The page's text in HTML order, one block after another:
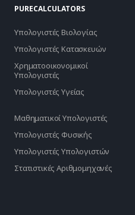
PURECALCULATORS
Υπολογιστές Βιολογίας
Υπολογιστές Κατασκευών
Χρηματοοικονομικοί
Υπολογιστές
Υπολογιστές Υγείας
Μαθηματικοί Υπολογιστές
Υπολογιστές Φυσικής
Υπολογιστές Υπολογιστών
Στατιστικές Αριθμομηχανές